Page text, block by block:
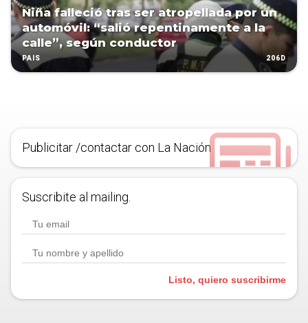
Niña falleció tras ser atropellada por un
automóvil: “salió repentinamente a la
calle”, según conductor
PAÍS 206D
Publicitar /contactar con La Nación
Suscribite al mailing.
Listo, quiero suscribirme